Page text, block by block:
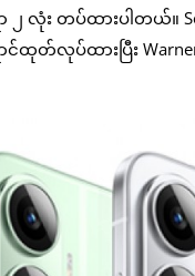
း တပ်ထားပါတယ်။
လုပ်ထားပြီး Warner